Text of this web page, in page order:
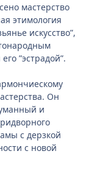
мастерство
этимология
искусство”,
”эстрадой”.
Он
и
с дерзкой
с новой